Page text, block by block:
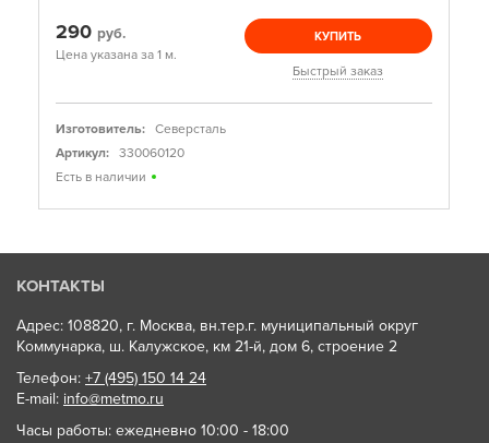
290 руб.
Цена указана за 1 м.
КУПИТЬ
Быстрый заказ
Изготовитель:
Северсталь
Артикул:
330060120
Есть в наличии
КОНТАКТЫ
Адрес: 108820, г. Москва, вн.тер.г. муниципальный округ
Коммунарка, ш. Калужское, км 21-й, дом 6, строение 2
Телефон: +7 (495) 150 14 24
E-mail: info@metmo.ru
Часы работы: ежедневно 10:00 - 18:00